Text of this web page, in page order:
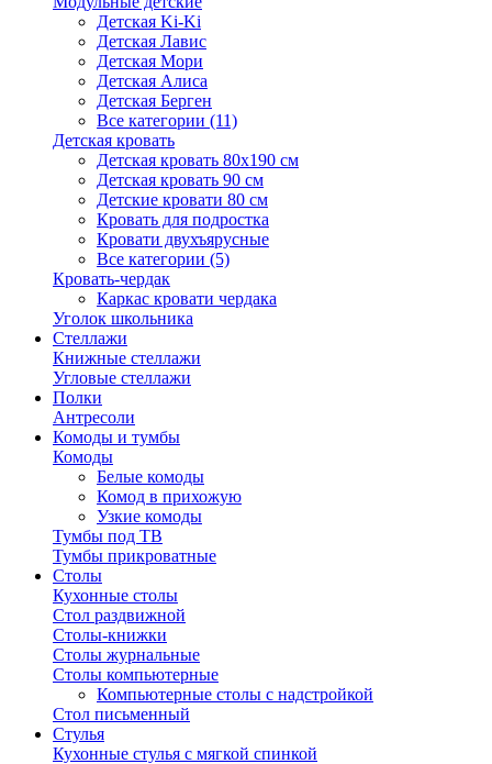
Детская Ki-Ki
Детская Лавис
Детская Мори
Детская Алиса
Детская Берген
Все категории (11)
Детская кровать
Детская кровать 80х190 см
Детская кровать 90 см
Детские кровати 80 см
Кровать для подростка
Кровати двухъярусные
Все категории (5)
Кровать-чердак
Каркас кровати чердака
Уголок школьника
Стеллажи
Книжные стеллажи
Угловые стеллажи
Полки
Антресоли
Комоды и тумбы
Комоды
Белые комоды
Комод в прихожую
Узкие комоды
Тумбы под ТВ
Тумбы прикроватные
Столы
Кухонные столы
Стол раздвижной
Столы-книжки
Столы журнальные
Столы компьютерные
Компьютерные столы с надстройкой
Стол письменный
Стулья
Кухонные стулья с мягкой спинкой